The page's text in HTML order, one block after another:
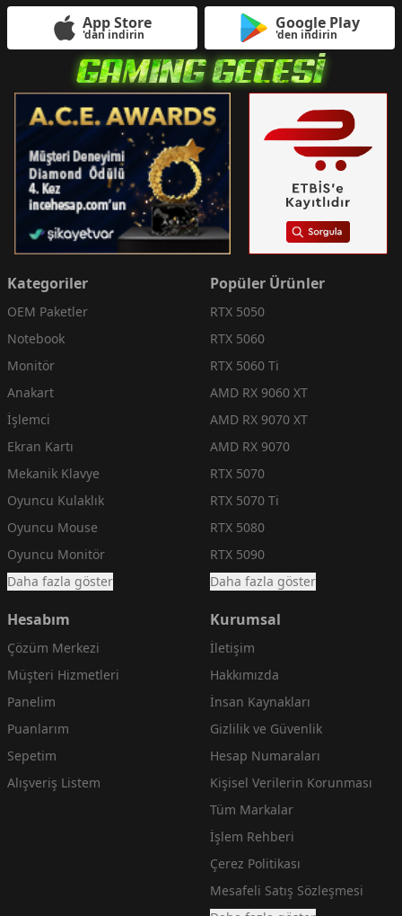
App Store
'dan indirin
Google Play
'den indirin
Kategoriler
OEM Paketler
Notebook
Monitör
Anakart
İşlemci
Ekran Kartı
Mekanik Klavye
Oyuncu Kulaklık
Oyuncu Mouse
Oyuncu Monitör
Daha fazla göster
Popüler Ürünler
RTX 5050
RTX 5060
RTX 5060 Ti
AMD RX 9060 XT
AMD RX 9070 XT
AMD RX 9070
RTX 5070
RTX 5070 Ti
RTX 5080
RTX 5090
Daha fazla göster
Hesabım
Çözüm Merkezi
Müşteri Hizmetleri
Panelim
Puanlarım
Sepetim
Alışveriş Listem
Kurumsal
İletişim
Hakkımızda
İnsan Kaynakları
Gizlilik ve Güvenlik
Hesap Numaraları
Kişisel Verilerin Korunması
Tüm Markalar
İşlem Rehberi
Çerez Politikası
Mesafeli Satış Sözleşmesi